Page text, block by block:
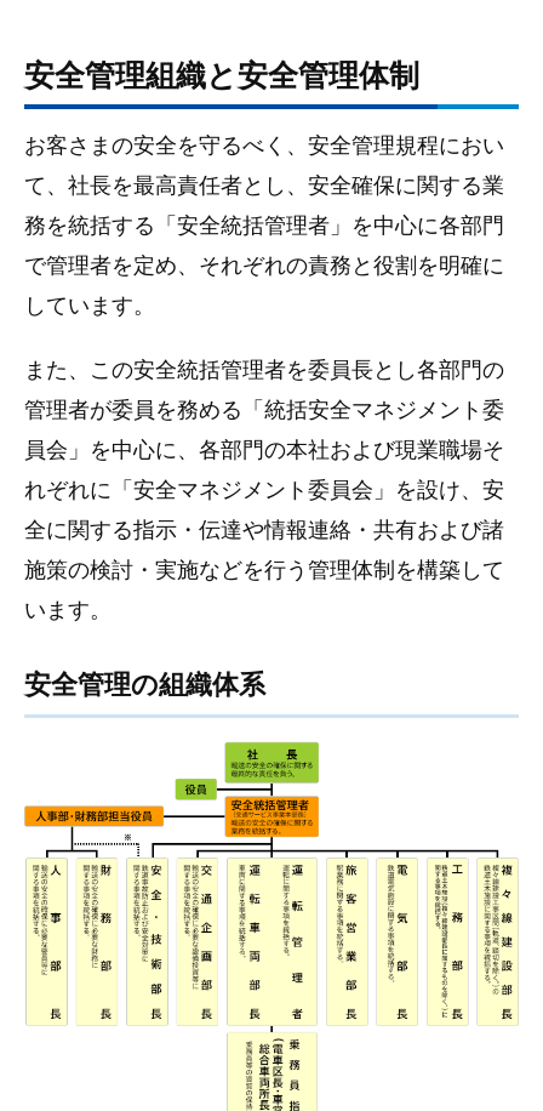
安全管理組織と安全管理体制
お客さまの安全を守るべく、安全管理規程におい
て、社長を最高責任者とし、安全確保に関する業
務を統括する「安全統括管理者」を中心に各部門
で管理者を定め、それぞれの責務と役割を明確に
しています。
また、この安全統括管理者を委員長とし各部門の
管理者が委員を務める「統括安全マネジメント委
員会」を中心に、各部門の本社および現業職場そ
れぞれに「安全マネジメント委員会」を設け、安
全に関する指示・伝達や情報連絡・共有および諸
施策の検討・実施などを行う管理体制を構築して
います。
安全管理の組織体系